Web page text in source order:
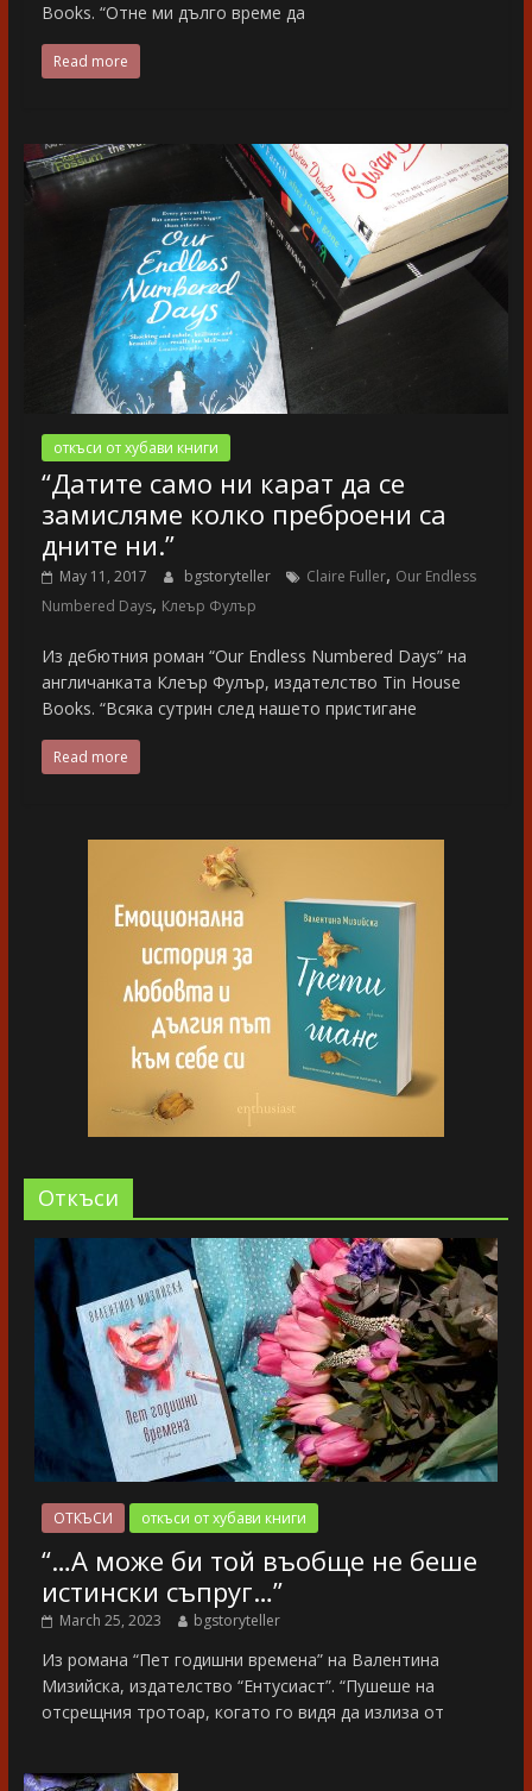
Books. “Отне ми дълго време да
Read more
откъси от хубави книги
“Датите само ни карат да се
замисляме колко преброени са
дните ни.”
May 11, 2017 bgstoryteller Claire Fuller, Our Endless
Numbered Days, Клеър Фулър
Из дебютния роман “Our Endless Numbered Days” на
англичанката Клеър Фулър, издателство Tin House
Books. “Всяка сутрин след нашето пристигане
Read more
Oткъси
ОТКЪСИ откъси от хубави книги
“…А може би той въобще не беше
истински съпруг…”
March 25, 2023 bgstoryteller
Из романа “Пет годишни времена” на Валентина
Мизийска, издателство “Ентусиаст”. “Пушеше на
отсрещния тротоар, когато го видя да излиза от